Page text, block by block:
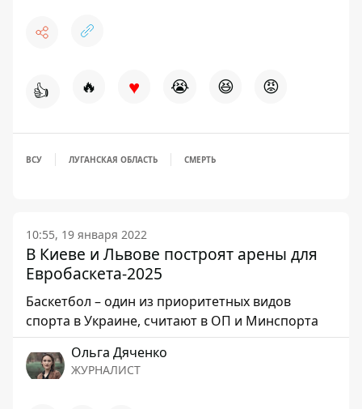
👍 🔥 ♥ 😭 😆 😡
ВСУ ЛУГАНСКАЯ ОБЛАСТЬ СМЕРТЬ
10:55, 19 января 2022
В Киеве и Львове построят арены для
Евробаскета-2025
Баскетбол – один из приоритетных видов
спорта в Украине, считают в ОП и Минспорта
Ольга Дяченко
ЖУРНАЛИСТ